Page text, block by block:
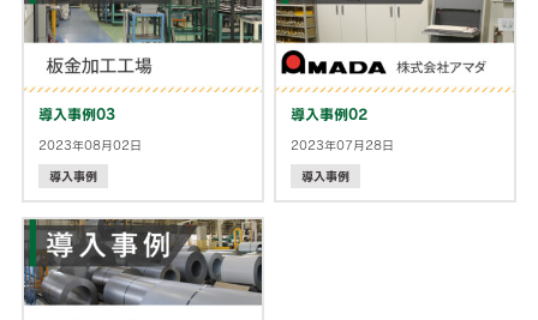
導入事例03
2023年08月02日
導入事例
導入事例02
2023年07月28日
導入事例